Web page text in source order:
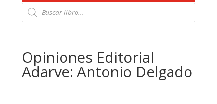
Búsqueda
de
productos
Opiniones Editorial
Adarve: Antonio Delgado